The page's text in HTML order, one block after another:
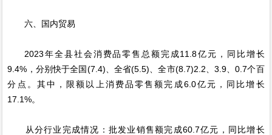
六、国内贸易
2023年全县社会消费品零售总额完成11.8亿元，同比增长
9.4%，分别快于全国(7.4)、全省(5.5)、全市(8.7)2.2、3.9、0.7个百
分点。其中，限额以上消费品零售额完成6.0亿元，同比增长
17.1%。
从分行业完成情况：批发业销售额完成60.7亿元，同比增长